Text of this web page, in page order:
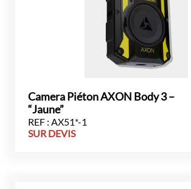
Camera Piéton AXON Body 3 –
“Jaune”
REF : AX51*-1
SUR DEVIS